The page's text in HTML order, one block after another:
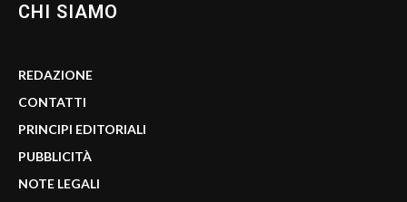
CHI SIAMO
REDAZIONE
CONTATTI
PRINCIPI EDITORIALI
PUBBLICITÀ
NOTE LEGALI